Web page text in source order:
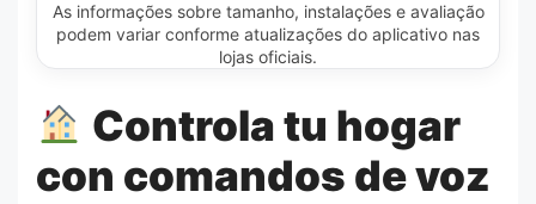
As informações sobre tamanho, instalações e avaliação
podem variar conforme atualizações do aplicativo nas
lojas oficiais.
Controla tu hogar
con comandos de voz